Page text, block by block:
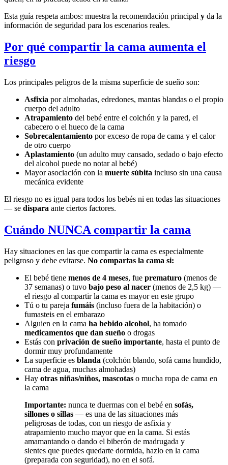
Esta guía respeta ambos: muestra la recomendación principal y da la
información de seguridad para los escenarios reales.
Por qué compartir la cama aumenta el
riesgo
Los principales peligros de la misma superficie de sueño son:
Asfixia por almohadas, edredones, mantas blandas o el propio
cuerpo del adulto
Atrapamiento del bebé entre el colchón y la pared, el
cabecero o el hueco de la cama
Sobrecalentamiento por exceso de ropa de cama y el calor
de otro cuerpo
Aplastamiento (un adulto muy cansado, sedado o bajo efecto
del alcohol puede no notar al bebé)
Mayor asociación con la muerte súbita incluso sin una causa
mecánica evidente
El riesgo no es igual para todos los bebés ni en todas las situaciones
— se dispara ante ciertos factores.
Cuándo NUNCA compartir la cama
Hay situaciones en las que compartir la cama es especialmente
peligroso y debe evitarse. No compartas la cama si:
El bebé tiene menos de 4 meses, fue prematuro (menos de
37 semanas) o tuvo bajo peso al nacer (menos de 2,5 kg) —
el riesgo al compartir la cama es mayor en este grupo
Tú o tu pareja fumáis (incluso fuera de la habitación) o
fumasteis en el embarazo
Alguien en la cama ha bebido alcohol, ha tomado
medicamentos que dan sueño o drogas
Estás con privación de sueño importante, hasta el punto de
dormir muy profundamente
La superficie es blanda (colchón blando, sofá cama hundido,
cama de agua, muchas almohadas)
Hay otras niñas/niños, mascotas o mucha ropa de cama en
la cama
Importante: nunca te duermas con el bebé en sofás,
sillones o sillas — es una de las situaciones más
peligrosas de todas, con un riesgo de asfixia y
atrapamiento mucho mayor que en la cama. Si estás
amamantando o dando el biberón de madrugada y
sientes que puedes quedarte dormida, hazlo en la cama
(preparada con seguridad), no en el sofá.